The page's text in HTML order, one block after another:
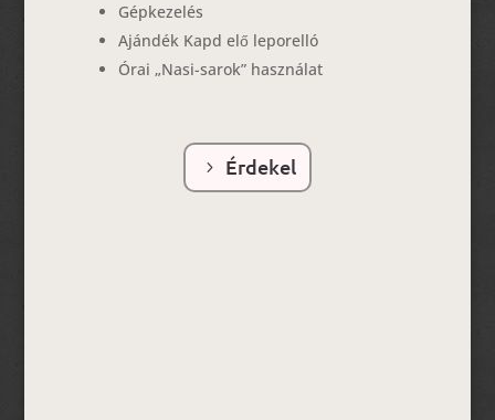
Gépkezelés
Ajándék Kapd elő leporelló
Órai „Nasi-sarok” használat
Érdekel